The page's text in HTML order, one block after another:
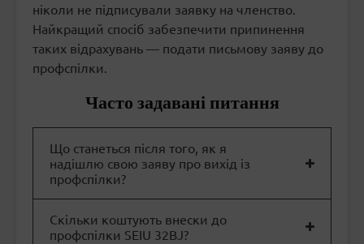
ніколи не підписували заявку на членство.
Найкращий спосіб забезпечити припинення
таких відрахувань — подати письмову заяву до
профспілки.
Часто задавані питання
Що станеться після того, як я
надішлю свою заяву про вихід із
профспілки?
Скільки коштують внески до
профспілки SEIU 32BJ?